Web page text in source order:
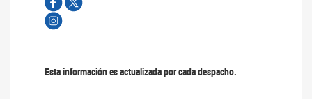
Esta información es actualizada por cada despacho.